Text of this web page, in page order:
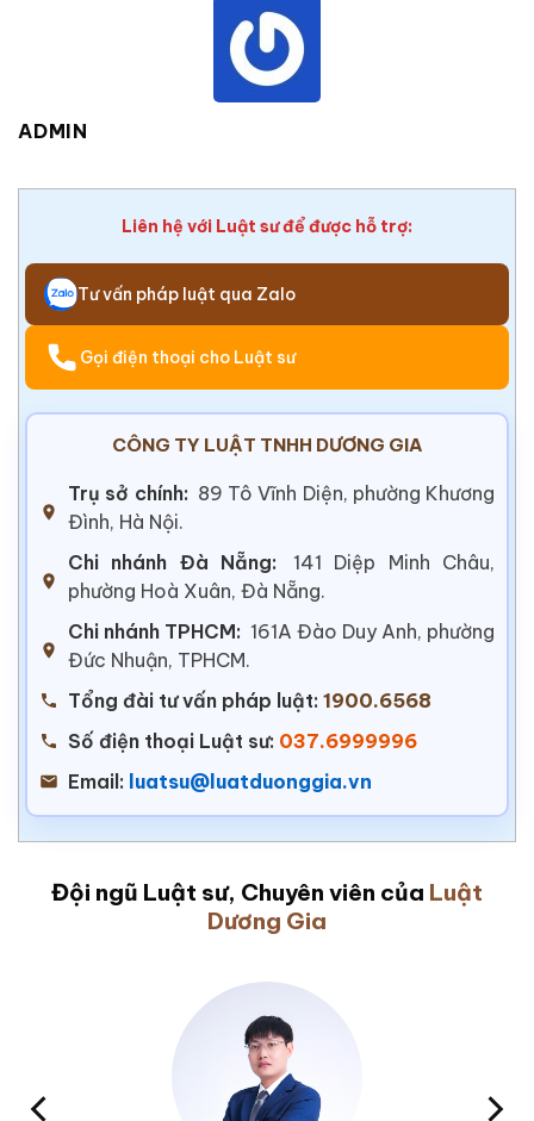
ADMIN
Liên hệ với Luật sư để được hỗ trợ:
Tư vấn pháp luật qua Zalo
Gọi điện thoại cho Luật sư
CÔNG TY LUẬT TNHH DƯƠNG GIA
Trụ sở chính: 89 Tô Vĩnh Diện, phường Khương
Đình, Hà Nội.
Chi nhánh Đà Nẵng:
141 Diệp Minh Châu,
phường Hoà Xuân, Đà Nẵng.
Chi nhánh TPHCM: 161A Đào Duy Anh, phường
Đức Nhuận, TPHCM.
Tổng đài tư vấn pháp luật: 1900.6568
Số điện thoại Luật sư: 037.6999996
Email: luatsu@luatduonggia.vn
Đội ngũ Luật sư, Chuyên viên của Luật
Dương Gia